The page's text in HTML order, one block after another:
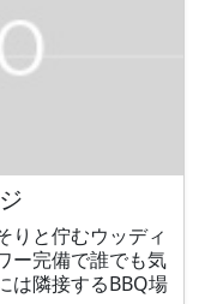
りと佇むウッディ
ー完備で誰でも気
は隣接するBBQ場